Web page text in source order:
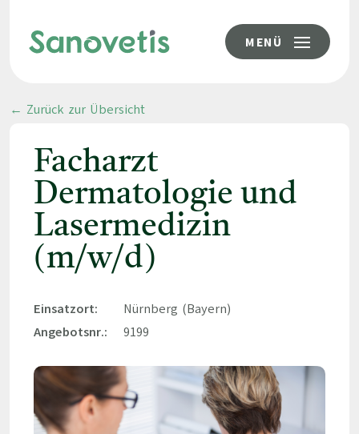
MENÜ
← Zurück zur Übersicht
Facharzt
Dermatologie und
Lasermedizin
(m/w/d)
Einsatzort:
Nürnberg (Bayern)
Angebotsnr.:
9199